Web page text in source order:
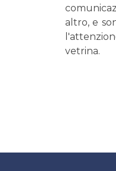
altro, e
vetrina.